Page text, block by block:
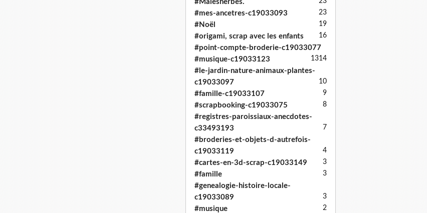
#Malesherbes.
#mes-ancetres-c19033093 23
#Noël 19
#origami, scrap avec les enfants 16
#point-compte-broderie-c19033077
14
#musique-c19033123 13
#le-jardin-nature-animaux-plantes-
c19033097
10
#famille-c19033107 9
#scrapbooking-c19033075 8
#registres-paroissiaux-anecdotes-
c33493193
7
#broderies-et-objets-d-autrefois-
c19033119
4
#cartes-en-3d-scrap-c19033149 3
#famille 3
#genealogie-histoire-locale-
c19033089
3
#musique 2